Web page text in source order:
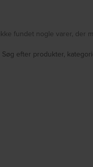
fundet nogle varer, der